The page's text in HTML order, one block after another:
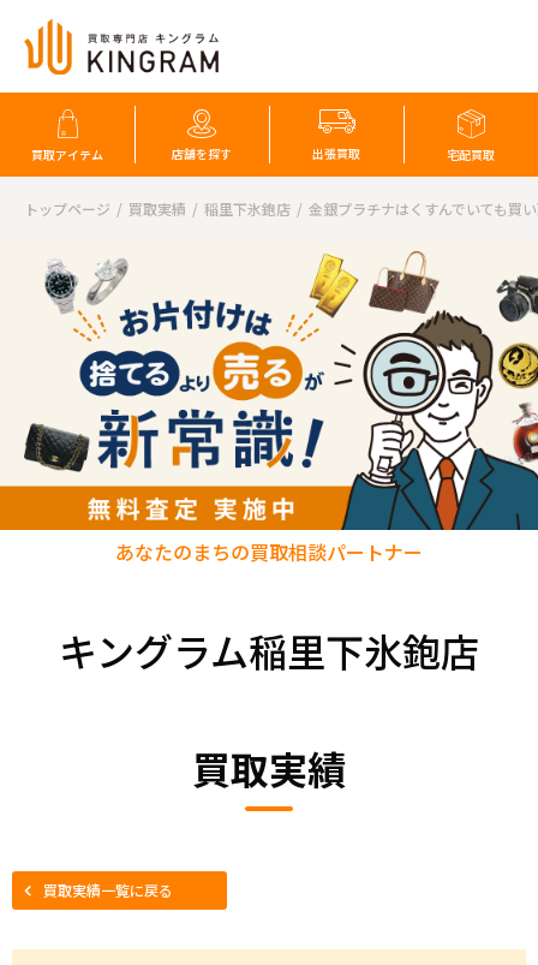
買取アイテム 店舗を探す 出張買取 宅配買取
トップページ 買取実績 稲里下氷鉋店 金銀プラチナはくすんでいても買
キングラム稲里下氷鉋店
あなたのまちの買取相談パートナー
買取実績
買取実績一覧に戻る